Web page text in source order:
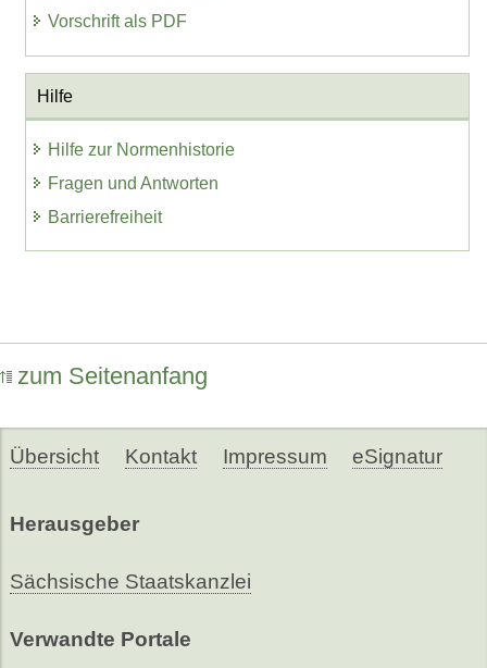
Vorschrift als PDF
Hilfe
Hilfe zur Normenhistorie
Fragen und Antworten
Barrierefreiheit
zum Seitenanfang
Übersicht Kontakt Impressum eSignatur
Herausgeber
Sächsische Staatskanzlei
Verwandte Portale